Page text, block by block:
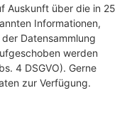
Auskunft über die in 25
Informationen,
Datensammlung
werden
4 DSGVO). Gerne
zur Verfügung.